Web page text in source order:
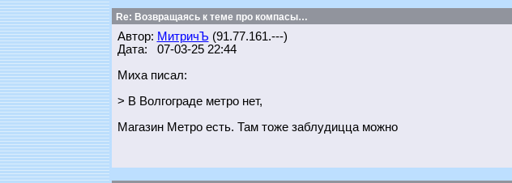
Re: Возвращаясь к теме про компасы…
Автор: МитричЪ (91.77.161.---)
Дата: 07-03-25 22:44
Миха писал:
> В Волгограде метро нет,
Магазин Метро есть. Там тоже заблудицца можно